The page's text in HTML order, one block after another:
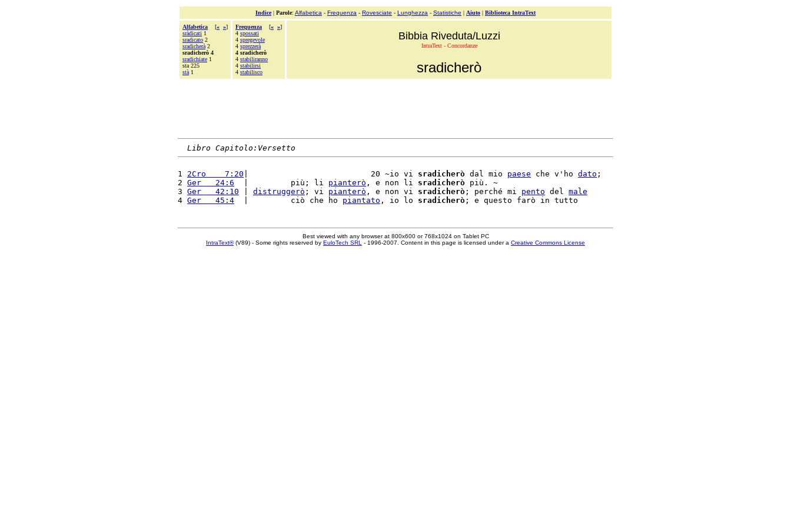
Indice| Parole: Alfabetica - Frequenza - Rovesciate - Lunghezza - Statistiche | Aiuto | Biblioteca IntraText
Alfabetica [« »]
sràdicati 1
sradicato 2
sradicherà 2
sradicherò 4
sradichiate 1
sta 225
stà 1
Frequenza [« »]
4 spossati
4 spregevole
4 sprezzerà
4 sradicherò
4 stabiliranno
4 stabilirsi
4 stabilisco
Bibbia Riveduta/Luzzi
IntraText - Concordanze
sradicherò
Libro Capitolo:Versetto
1 2Cro    7:20 |                          20 ~io vi sradicherò dal mio paese che v'ho dato ;
2 Ger   24:6
  |         più; li
pianterò , e non li sradicherò più. ~
3 Ger   42:10 distruggerò ; vi pianterò , e non vi sradicherò ; perché mi pento del male
4 Ger   45:4
  |         ciò che ho
piantato , io lo sradicherò
Best viewed with any browser at 800x600 or 768x1024 on Tablet PC
IntraText®(V89) - Some rights reserved by EuloTech SRL - 1996-2007. Content in this page is licensed under a Creative Commons License